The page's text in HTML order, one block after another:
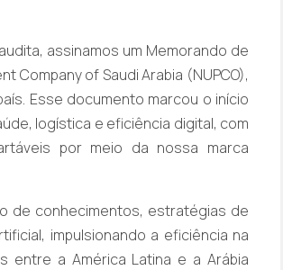
assinamos um Memorando de
Company of Saudi Arabia (NUPCO),
Esse documento marcou o início
logística e eficiência digital, com
por meio da nossa marca
de conhecimentos, estratégias de
impulsionando a eficiência na
a América Latina e a Arábia